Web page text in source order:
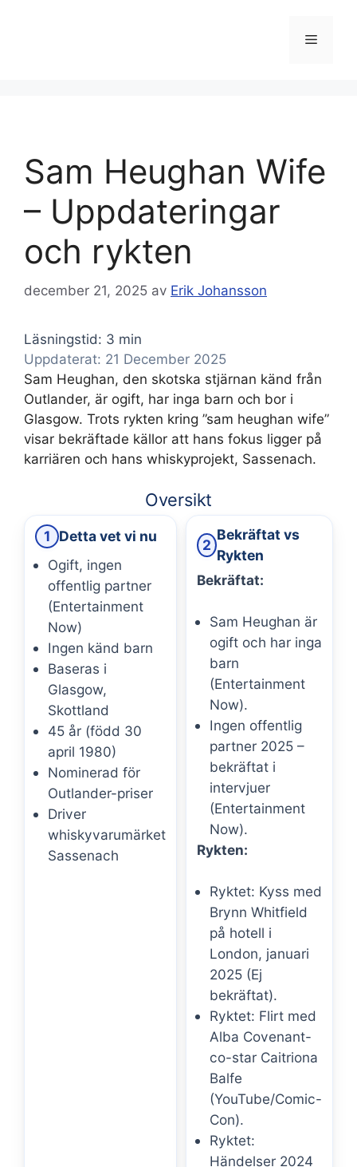
Meny
Sam Heughan Wife
– Uppdateringar
och rykten
december 21, 2025 av Erik Johansson
Läsningstid: 3 min
Uppdaterat: 21 December 2025
Sam Heughan, den skotska stjärnan känd från
Outlander, är ogift, har inga barn och bor i
Glasgow. Trots rykten kring ”sam heughan wife”
visar bekräftade källor att hans fokus ligger på
karriären och hans whiskyprojekt, Sassenach.
Oversikt
1
Detta vet vi nu
Ogift, ingen
offentlig partner
(Entertainment
Now)
Ingen känd barn
Baseras i
Glasgow,
Skottland
45 år (född 30
april 1980)
Nominerad för
Outlander-priser
Driver
whiskyvarumärket
Sassenach
2
Bekräftat vs
Rykten
Bekräftat:
Sam Heughan är
ogift och har inga
barn
(Entertainment
Now).
Ingen offentlig
partner 2025 –
bekräftat i
intervjuer
(Entertainment
Now).
Rykten:
Ryktet: Kyss med
Brynn Whitfield
på hotell i
London, januari
2025 (Ej
bekräftat).
Ryktet: Flirt med
Alba Covenant-
co-star Caitriona
Balfe
(YouTube/Comic-
Con).
Ryktet:
Händelser 2024